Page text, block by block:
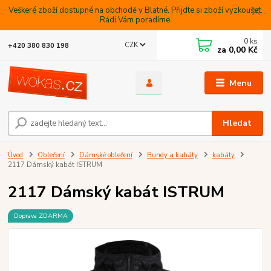
Veškeré zboží dostupné na obchodě v Blatné. Přijdte si zboží vyzkoušet.
Rádi Vám poradíme.
Menu
CZK
Hledat
+420 380 830 198 0 ks
za 0,00 Kč
Úvod Oblečení Dámské oblečení Bundy a kabáty
kabáty
2117 Dámský kabát ISTRUM
2117 Dámský kabát ISTRUM
Doprava ZDARMA